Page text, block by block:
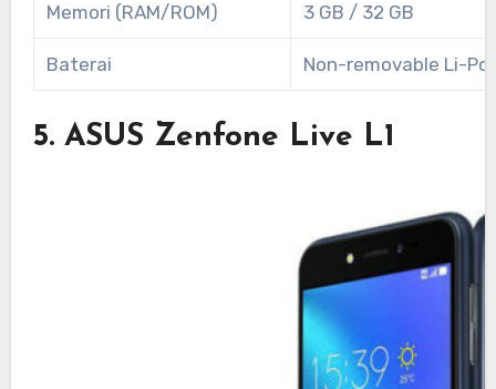
Memori (RAM/ROM) 3 GB / 32 GB
Baterai Non-removable Li-Po
5. ASUS Zenfone Live L1